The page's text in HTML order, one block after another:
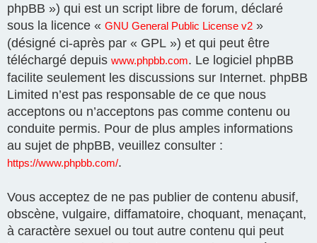
phpBB ») qui est un script libre de forum, déclaré
sous la licence « GNU General Public License v2 »
(désigné ci-après par « GPL ») et qui peut être
téléchargé depuis www.phpbb.com. Le logiciel phpBB
facilite seulement les discussions sur Internet. phpBB
Limited n’est pas responsable de ce que nous
acceptons ou n’acceptons pas comme contenu ou
conduite permis. Pour de plus amples informations
au sujet de phpBB, veuillez consulter :
https://www.phpbb.com/.
Vous acceptez de ne pas publier de contenu abusif,
obscène, vulgaire, diffamatoire, choquant, menaçant,
à caractère sexuel ou tout autre contenu qui peut